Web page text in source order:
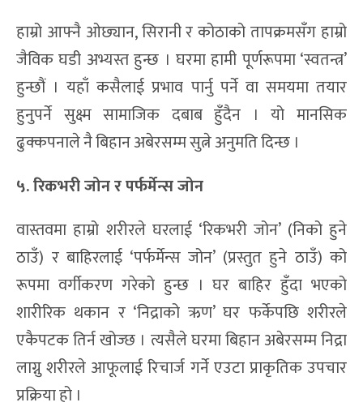
हाम्रो आफ्नै ओछ्यान, सिरानी र कोठाको तापक्रमसँग हाम्रो
जैविक घडी अभ्यस्त हुन्छ । घरमा हामी पूर्णरूपमा ‘स्वतन्त्र’
हुन्छौं । यहाँ कसैलाई प्रभाव पार्नु पर्ने वा समयमा तयार
हुनुपर्ने सुक्ष्म सामाजिक दबाब हुँदैन । यो मानसिक
ढुक्कपनाले नै बिहान अबेरसम्म सुत्ने अनुमति दिन्छ ।
५. रिकभरी जोन र पर्फर्मेन्स जोन
वास्तवमा हाम्रो शरीरले घरलाई ‘रिकभरी जोन’ (निको हुने
ठाउँ) र बाहिरलाई ‘पर्फर्मेन्स जोन’ (प्रस्तुत हुने ठाउँ) को
रूपमा वर्गीकरण गरेको हुन्छ । घर बाहिर हुँदा भएको
शारीरिक थकान र ‘निद्राको ऋण’ घर फर्केपछि शरीरले
एकैपटक तिर्न खोज्छ । त्यसैले घरमा बिहान अबेरसम्म निद्रा
लाग्नु शरीरले आफूलाई रिचार्ज गर्ने एउटा प्राकृतिक उपचार
प्रक्रिया हो ।